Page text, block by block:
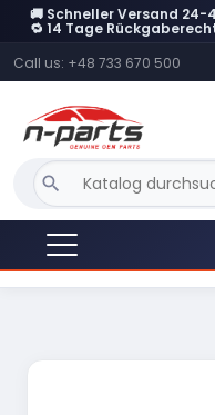
🚚 Schneller Versand 24-
🔁 14 Tage
Call us: +48 733 670 500
search